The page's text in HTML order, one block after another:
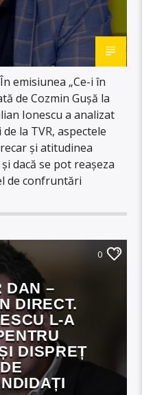
emisiunea „Ce-i în
de Cozmin Gușă la
Ionescu a analizat
la TVR, aspectele
și atitudinea
dacă se pot reașeza
de confruntări
0
DAN –
DIRECT.
L-A
DISPREȚ